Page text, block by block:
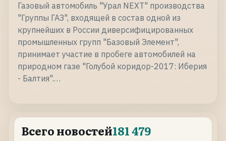
Газовый автомобиль "Урал NEXT" производства
"Группы ГАЗ", входящей в состав одной из
крупнейших в России диверсифицированных
промышленных групп "Базовый Элемент",
принимает участие в пробеге автомобилей на
природном газе "Голубой коридор-2017: Иберия
- Балтия".…
Всего новостей181 479